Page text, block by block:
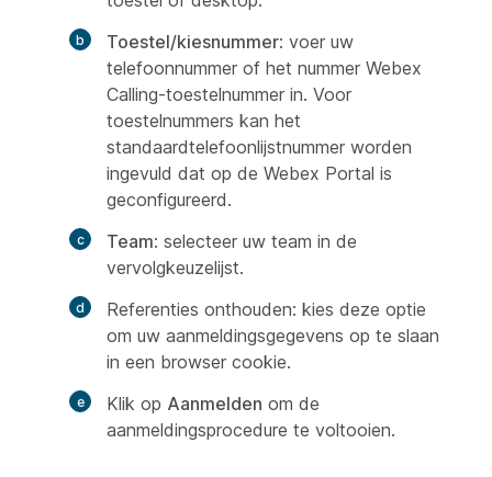
Toestel/kiesnummer: voer uw
telefoonnummer of het nummer Webex
Calling-toestelnummer in. Voor
toestelnummers kan het
standaardtelefoonlijstnummer worden
ingevuld dat op de Webex Portal is
geconfigureerd.
Team: selecteer uw team in de
vervolgkeuzelijst.
Referenties onthouden: kies deze optie
om uw aanmeldingsgegevens op te slaan
in een browser cookie.
Klik op Aanmelden om de
aanmeldingsprocedure te voltooien.